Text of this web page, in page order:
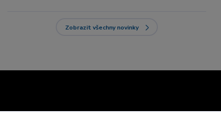
Zobrazit všechny novinky